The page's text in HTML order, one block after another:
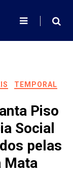
TEMPORAL
Piso
Social
pelas
Mata